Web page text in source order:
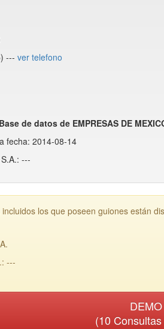
--- ver telefono
Base de datos de EMPRESAS DE
fecha: 2014-08-14
---
los que poseen guiones están
---
DEMO
(10